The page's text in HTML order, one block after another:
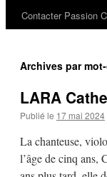
Contacter Passion
Archives par
LARA
Publié le 17 mai 2024
La chanteuse,
l’âge de cinq ans,